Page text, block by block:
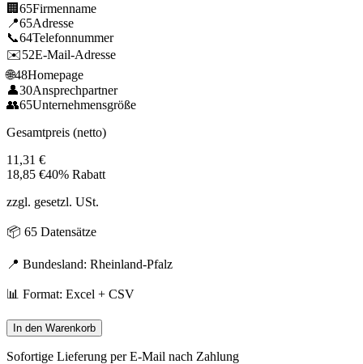
🏢 65Firmenname
📍65Adresse
📞64Telefonnummer
✉️52E-Mail-Adresse
🌐48Homepage
👤30Ansprechpartner
👥65Unternehmensgröße
Gesamtpreis (netto)
11,31 €
18,85 €40% Rabatt
zzgl. gesetzl. USt.
📦 65 Datensätze
📍 Bundesland: Rheinland-Pfalz
📊 Format: Excel + CSV
In den Warenkorb
Sofortige Lieferung per E-Mail nach Zahlung